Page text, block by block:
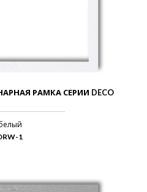
РАМКА СЕРИИ DECO
1